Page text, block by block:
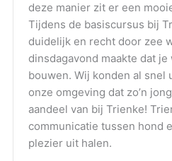
deze manier zit er een
Tijdens de basiscursus bij
duidelijk en recht door zee
dinsdagavond maakte dat
bouwen. Wij konden al
onze omgeving dat zo’n
aandeel van bij Trienke!
communicatie tussen hond
plezier uit halen.